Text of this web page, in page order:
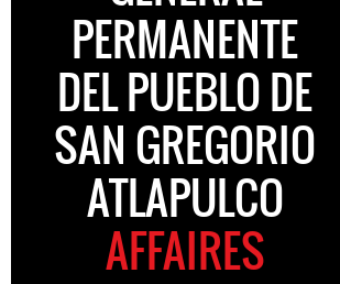
PERMANENTE
DEL PUEBLO DE
SAN GREGORIO
ATLAPULCO
AFFAIRES